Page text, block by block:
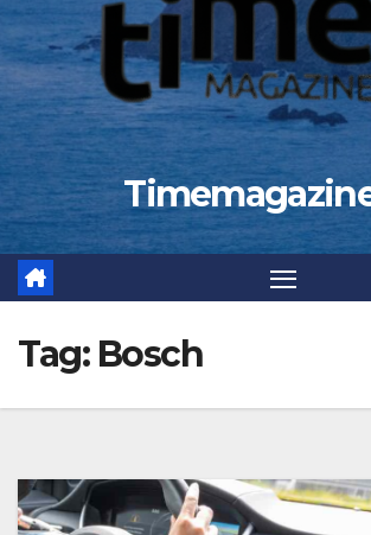
Tag: Bosch